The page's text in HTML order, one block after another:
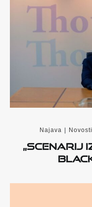
Najava Novosti
„Scenarij